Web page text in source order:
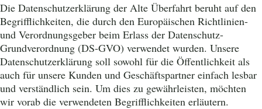
Die Datenschutzerklärung der Alte Überfahrt beruht auf den
Begrifflichkeiten, die durch den Europäischen Richtlinien-
und Verordnungsgeber beim Erlass der Datenschutz-
Grundverordnung (DS-GVO) verwendet wurden. Unsere
Datenschutzerklärung soll sowohl für die Öffentlichkeit als
auch für unsere Kunden und Geschäftspartner einfach lesbar
und verständlich sein. Um dies zu gewährleisten, möchten
wir vorab die verwendeten Begrifflichkeiten erläutern.